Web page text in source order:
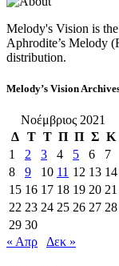
Melody's Vision is
Aphrodite’s Melody
distribution.
Melody’s Vision
Νοέμβριος 2021
Δ Τ Τ Π Π Σ Κ
1
2 3 4 5 6
7
8
9 10 11 12 13 14
15 16 17 18 19 20 21
22 23 24 25 26 27 28
29 30
« Απρ
Δεκ »